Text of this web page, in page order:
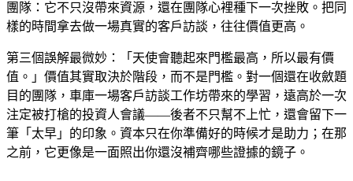
團隊：它不只沒帶來資源，還在團隊心裡種下一次挫敗。把同
樣的時間拿去做一場真實的客戶訪談，往往價值更高。
第三個誤解最微妙：「天使會聽起來門檻最高，所以最有價
值。」價值其實取決於階段，而不是門檻。對一個還在收斂題
目的團隊，車庫一場客戶訪談工作坊帶來的學習，遠高於一次
注定被打槍的投資人會議——後者不只幫不上忙，還會留下一
筆「太早」的印象。資本只在你準備好的時候才是助力；在那
之前，它更像是一面照出你還沒補齊哪些證據的鏡子。